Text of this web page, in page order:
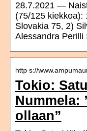
28.7.2021 —
(75/125 kiekkoa):
Slovakia 75, 2)
Alessandra
http s://
Tokio:
Nummela:
ollaan”